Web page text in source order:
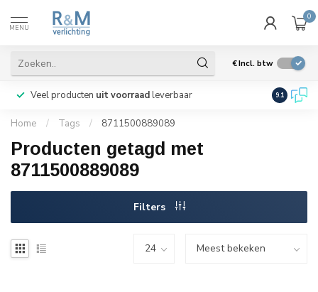
MENU
0
€Incl. btw
Veel producten uit voorraadleverbaar Wij
9.1
Home / Tags / 8711500889089
Producten getagd met
8711500889089
Filters